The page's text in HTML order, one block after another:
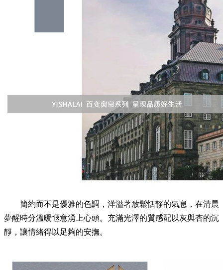
簡約而不是優雅的色調，洋溢著放鬆恬靜的氣息，在清晨
夢醒時分溫暖愜意湧上心頭。充滿光澤的質感配以灰與杏的沉
靜，讓情緒得以足夠的安撫。